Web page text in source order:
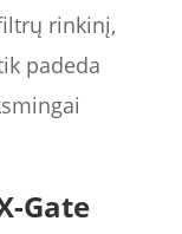
rinkinį,
padeda
Gate